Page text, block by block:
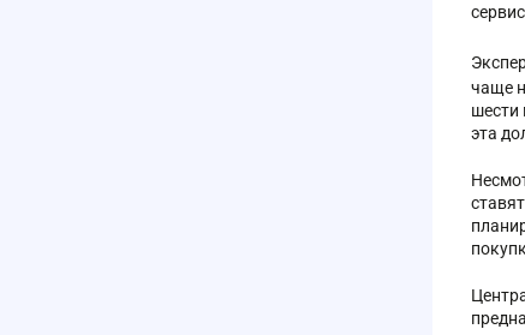
чаще
шести
эта